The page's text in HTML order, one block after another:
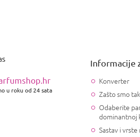
u roku od 24 sata
Informacije
Konverter
Zašto smo
Odaberite
dominantnoj
Sastav i vrste